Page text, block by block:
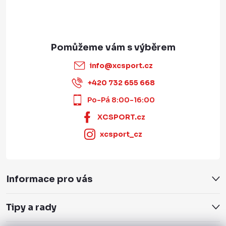
info@xcsport.cz
+420 732 655 668
Po-Pá 8:00-16:00
XCSPORT.cz
xcsport_cz
Informace pro vás
Tipy a rady